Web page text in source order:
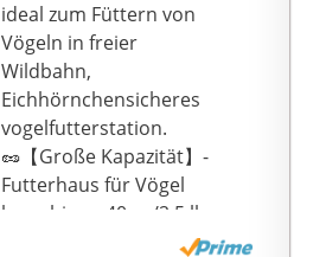
kontaktieren. Wir
werden unser Bestes
tun, um Ihnen bei der
Lösung des Problems
zu helfen.
ideal zum Füttern von
Vögeln in freier
Wildbahn,
Eichhörnchensicheres
vogelfutterstation.
🥜【Große Kapazität】-
Futterhaus für Vögel
kann bis zu 40 oz/2,5 lbs
Futter aufnehmen. Es